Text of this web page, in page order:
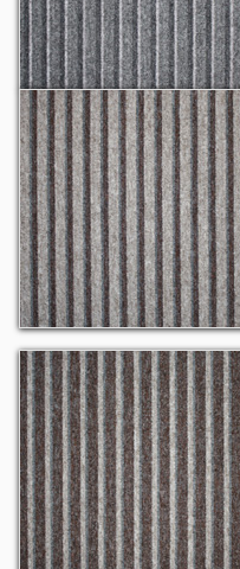
Atlantis 1803
Atlantis 1804